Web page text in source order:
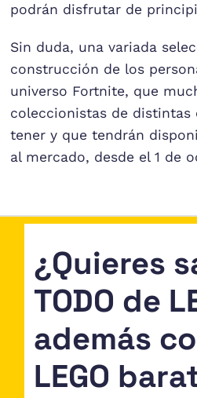
podrán disfrutar de
Sin duda, una variada
construcción de los
universo Fortnite, que
coleccionistas de distintas
tener y que tendrán
al mercado, desde el 1 de
¿Quieres
TODO de
además
LEGO